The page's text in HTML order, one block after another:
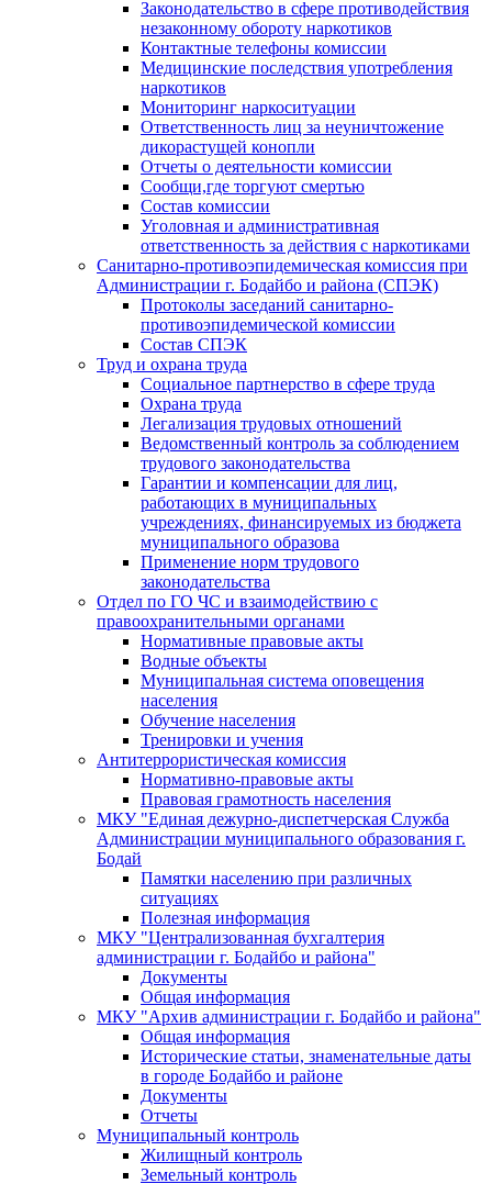
Законодательство в сфере противодействия
незаконному обороту наркотиков
Контактные телефоны комиссии
Медицинские последствия употребления
наркотиков
Мониторинг наркоситуации
Ответственность лиц за неуничтожение
дикорастущей конопли
Отчеты о деятельности комиссии
Сообщи,где торгуют смертью
Состав комиссии
Уголовная и административная
ответственность за действия с наркотиками
Санитарно-противоэпидемическая комиссия при
Администрации г. Бодайбо и района (СПЭК)
Протоколы заседаний санитарно-
противоэпидемической комиссии
Состав СПЭК
Труд и охрана труда
Социальное партнерство в сфере труда
Охрана труда
Легализация трудовых отношений
Ведомственный контроль за соблюдением
трудового законодательства
Гарантии и компенсации для лиц,
работающих в муниципальных
учреждениях, финансируемых из бюджета
муниципального образова
Применение норм трудового
законодательства
Отдел по ГО ЧС и взаимодействию с
правоохранительными органами
Нормативные правовые акты
Водные объекты
Муниципальная система оповещения
населения
Обучение населения
Тренировки и учения
Антитеррористическая комиссия
Нормативно-правовые акты
Правовая грамотность населения
МКУ "Единая дежурно-диспетчерская Служба
Администрации муниципального образования г.
Бодай
Памятки населению при различных
ситуациях
Полезная информация
МКУ "Централизованная бухгалтерия
администрации г. Бодайбо и района"
Документы
Общая информация
МКУ "Архив администрации г. Бодайбо и района"
Общая информация
Исторические статьи, знаменательные даты
в городе Бодайбо и районе
Документы
Отчеты
Муниципальный контроль
Жилищный контроль
Земельный контроль